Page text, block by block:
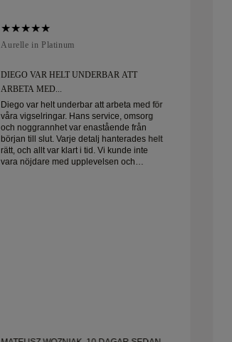
Aurelle in Platinum
DIEGO VAR HELT UNDERBAR ATT
ARBETA MED...
Diego var helt underbar att arbeta med för
våra vigselringar. Hans service, omsorg
och noggrannhet var enastående från
början till slut. Varje detalj hanterades helt
rätt, och allt var klart i tid. Vi kunde inte
vara nöjdare med upplevelsen och